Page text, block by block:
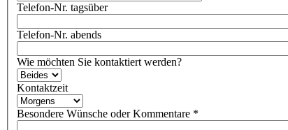
Telefon-Nr. tagsüber
Telefon-Nr. abends
Wie möchten Sie kontaktiert werden?
Kontaktzeit
Besondere Wünsche oder Kommentare *